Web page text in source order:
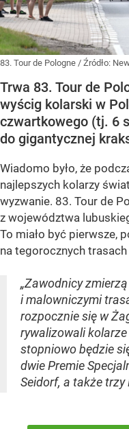
83. Tour de Pologne / Źródło:
Trwa 83. Tour de
wyścig kolarski w
czwartkowego (tj. 6
do gigantycznej
Wiadomo było, że
najlepszych kolarzy
wyzwanie. 83. Tour de
z województwa
To miało być pierwsze,
na tegorocznych
„Zawodnicy
i malowniczymi
rozpocznie się w
rywalizowali
stopniowo będzie
dwie Premie
Seidorf, a także trzy